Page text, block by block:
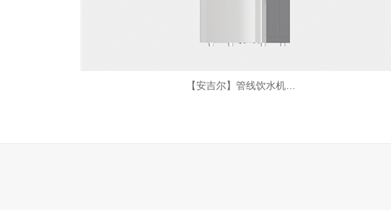
【安吉尔】管线饮水机…